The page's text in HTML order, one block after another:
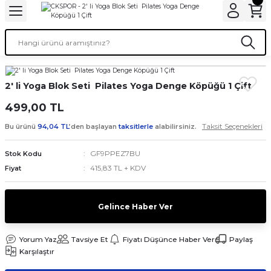
2' li Yoga Blok Seti Pilates Yoga Denge Köpüğü 1 Çift
499,00 TL
Bu ürünü 94,04 TL’den başlayantaksitlerle alabilirsiniz. Taksit Seçenekleri
Stok Kodu GF9PPEZ7BU
Fiyat 415,83 TL + KDV
Gelince Haber Ver
Yorum Yaz Tavsiye Et Fiyatı Düşünce Haber Ver
Paylaş
Karşılaştır